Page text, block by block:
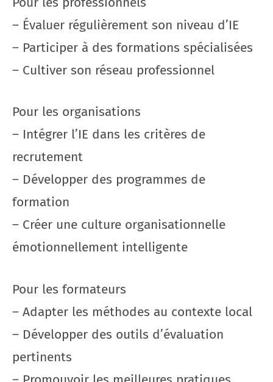
– Évaluer régulièrement son niveau d’IE
– Participer à des formations spécialisées
– Cultiver son réseau professionnel
Pour les organisations
– Intégrer l’IE dans les critères de
recrutement
– Développer des programmes de
formation
– Créer une culture organisationnelle
émotionnellement intelligente
Pour les formateurs
– Adapter les méthodes au contexte local
– Développer des outils d’évaluation
pertinents